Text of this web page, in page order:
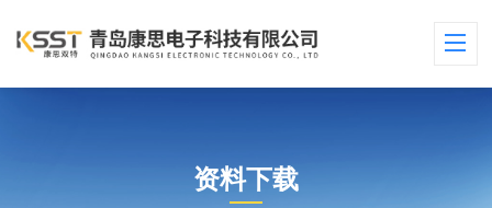
资料下载